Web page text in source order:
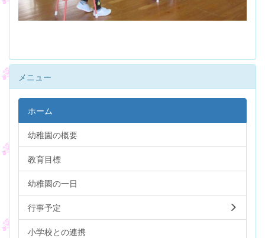
メニュー
ホーム
幼稚園の概要
教育目標
幼稚園の一日
行事予定
小学校との連携